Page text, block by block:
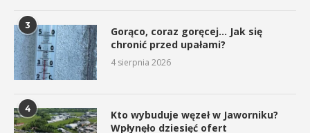
3
Gorąco, coraz goręcej… Jak się
chronić przed upałami?
4 sierpnia 2026
4
Kto wybuduje węzeł w Jaworniku?
Wpłynęło dziesięć ofert